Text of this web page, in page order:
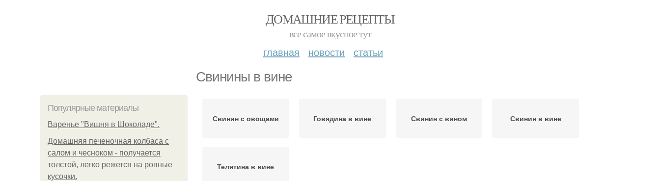
ДОМАШНИЕ РЕЦЕПТЫ
все самое вкусное тут
главная новости статьи
Свинины в вине
Популярные материалы
Варенье "Вишня в Шоколаде".
Домашняя печеночная колбаса с
салом и чесноком - получается
толстой, легко режется на ровные
кусочки.
Свинин с овощами Говядина в вине Свинин с вином Свинин в вине
Телятина в вине